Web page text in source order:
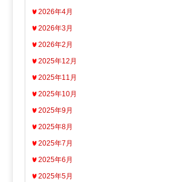
2026年4月
2026年3月
2026年2月
2025年12月
2025年11月
2025年10月
2025年9月
2025年8月
2025年7月
2025年6月
2025年5月